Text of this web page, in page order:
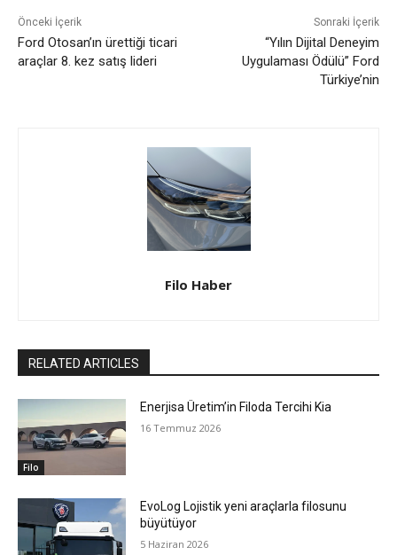
Önceki İçerik
Ford Otosan’ın ürettiği ticari
araçlar 8. kez satış lideri
Sonraki İçerik
“Yılın Dijital Deneyim
Uygulaması Ödülü” Ford
Türkiye’nin
Filo Haber
RELATED ARTICLES
Filo
Enerjisa Üretim’in Filoda Tercihi Kia
16 Temmuz 2026
EvoLog Lojistik yeni araçlarla filosunu
büyütüyor
5 Haziran 2026